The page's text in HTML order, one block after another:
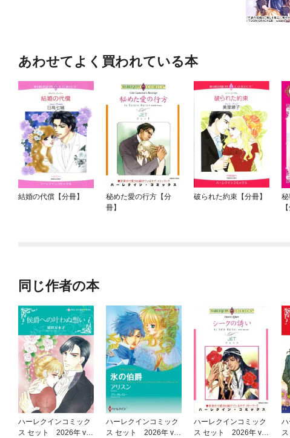
あわせてよく買われている本
結婚の代償【分冊】
秘めた愛の行方【分
冊】
破られた約束【分冊】
秘
同じ作者の本
ハーレクインコミック
ス セット 2026年 vo
ハーレクインコミック
ス セット 2026年 vo
ハーレクインコミック
ス セット 2026年 vo
ハ